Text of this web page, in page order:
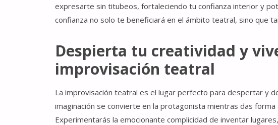
expresarte sin titubeos, fortaleciendo tu confianza interior y
confianza no solo te beneficiará en el ámbito teatral, sino que
Despierta tu creatividad y
improvisación teatral
La improvisación teatral es el lugar perfecto para despertar y
imaginación se convierte en la protagonista mientras das
Experimentarás la emocionante complicidad de inventar